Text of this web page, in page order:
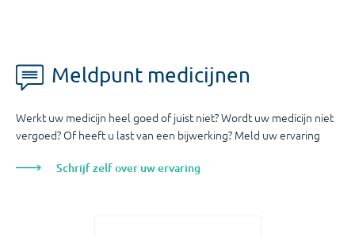
Meldpunt medicijnen
Werkt uw medicijn heel goed of juist niet? Wordt uw medicijn niet
vergoed? Of heeft u last van een bijwerking? Meld uw ervaring
Schrijf zelf over uw ervaring